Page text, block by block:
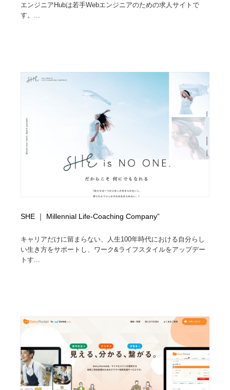
エンジニアHubは若手Webエンジニアのための求人サイトで
す。...
SHE ｜ Millennial Life-Coaching Company”
キャリアだけに留まらない、人生100年時代における自分らし
い生き方をサポートし、ワーク&ライフスタイルをアップデー
トす...